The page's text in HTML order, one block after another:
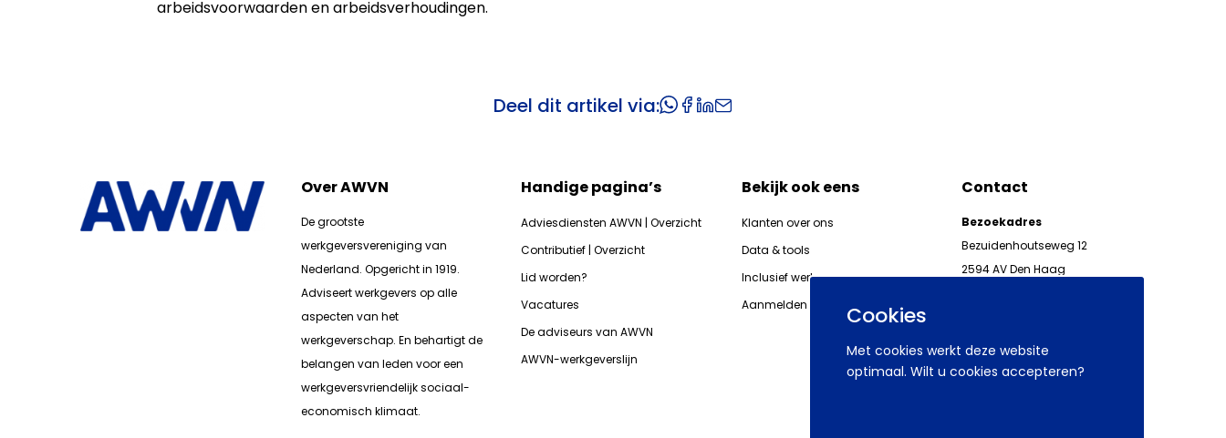
Cookies
Met cookies werkt deze website
optimaal. Wilt u cookies accepteren?
arbeidsvoorwaarden en arbeidsverhoudingen.
Deel dit artikel via:
Over AWVN
De grootste
werkgeversvereniging van
Nederland. Opgericht in 1919.
Adviseert werkgevers op alle
aspecten van het
werkgeverschap. En behartigt de
belangen van leden voor een
werkgeversvriendelijk sociaal-
economisch klimaat.
Handige pagina’s
Adviesdiensten AWVN | Overzicht
Contributief | Overzicht
Lid worden?
Vacatures
De adviseurs van AWVN
AWVN-werkgeverslijn
Bekijk ook eens
Klanten over ons
Data & tools
Inclusief werkgeven
Aanmelden nieuwsbrieven AWVN
Contact
Bezoekadres
Bezuidenhoutseweg 12
2594 AV Den Haag
werkgeverslijn@awvn.nl